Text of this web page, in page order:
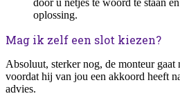
door u netjes te woord te staan
oplossing.
Mag ik zelf een slot kiezen?
Absoluut, sterker nog, de monteur gaat
voordat hij van jou een akkoord heeft
advies.